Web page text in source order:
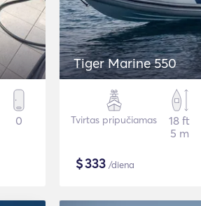
0
Tiger Marine 550
Tvirtas pripučiamas
18 ft
5 m
$333 /diena